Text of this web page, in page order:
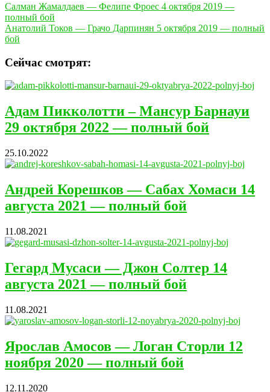
Салман Жамалдаев — Фелипе Фроес 4 октября 2019 —
полный бой
Анатолий Токов — Грачо Дарпинян 5 октября 2019 — полный
бой
Сейчас смотрят:
Адам Пикколотти – Мансур Барнауи
29 октября 2022 — полный бой
25.10.2022
Андрей Корешков — Сабах Хомаси 14
августа 2021 — полный бой
11.08.2021
Гегард Мусаси — Джон Солтер 14
августа 2021 — полный бой
11.08.2021
Ярослав Амосов — Логан Сторли 12
ноября 2020 — полный бой
12.11.2020